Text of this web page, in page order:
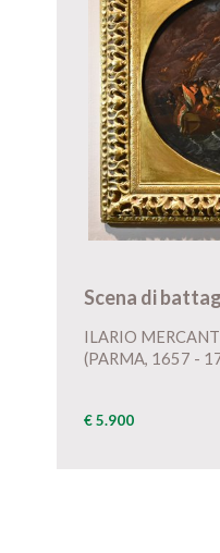
Scena di
ILARIO
(PARMA, 1657 -
€ 5.900